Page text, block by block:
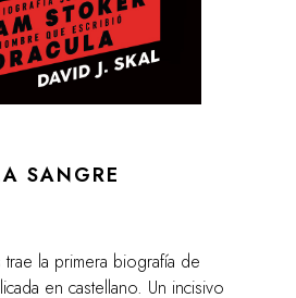
SANGRE
trae la primera biografía de
en castellano. Un incisivo